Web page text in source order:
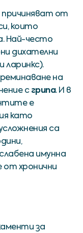
от
които
Най-често
дихателни
ларинкс).
на
сгрипа. И в
е
като
са
имунна
хронични
за